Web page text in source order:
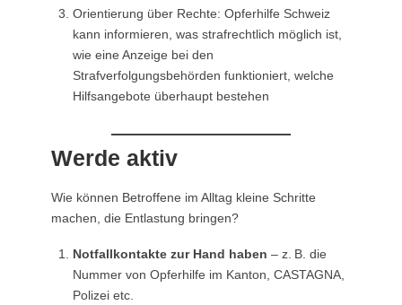
Orientierung über Rechte: Opferhilfe Schweiz
kann informieren, was strafrechtlich möglich ist,
wie eine Anzeige bei den
Strafverfolgungsbehörden funktioniert, welche
Hilfsangebote überhaupt bestehen
Werde aktiv
Wie können Betroffene im Alltag kleine Schritte
machen, die Entlastung bringen?
Notfallkontakte zur Hand haben – z. B. die
Nummer von Opferhilfe im Kanton, CASTAGNA,
Polizei etc.